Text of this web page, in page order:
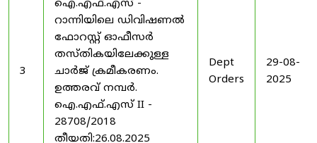
3
ഐ.എഫ്.എസ് -
റാന്നിയിലെ ഡിവിഷണൽ
ഫോറസ്റ്റ് ഓഫീസർ
തസ്തികയിലേക്കുള്ള
ചാർജ് ക്രമീകരണം.
ഉത്തരവ് നമ്പർ.
ഐ.എഫ്.എസ് II -
28708/2018
തീയതി:26.08.2025
Dept
Orders
29-08-
2025